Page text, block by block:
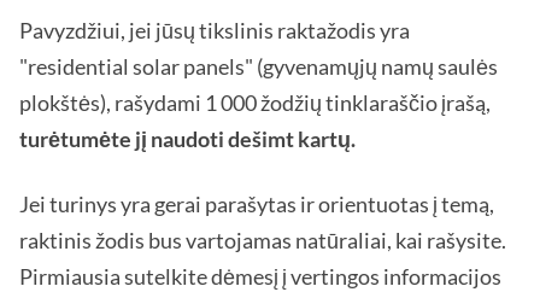
Pavyzdžiui, jei jūsų tikslinis raktažodis yra
"residential solar panels" (gyvenamųjų namų saulės
plokštės), rašydami 1 000 žodžių tinklaraščio įrašą,
turėtumėte jį naudoti dešimt kartų.
Jei turinys yra gerai parašytas ir orientuotas į temą,
raktinis žodis bus vartojamas natūraliai, kai rašysite.
Pirmiausia sutelkite dėmesį į vertingos informacijos